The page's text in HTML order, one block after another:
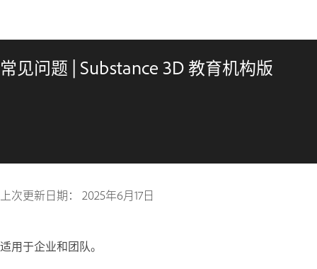
常见问题 | Substance 3D 教育机构版
上次更新日期： 2025年6月17日
适用于企业和团队。